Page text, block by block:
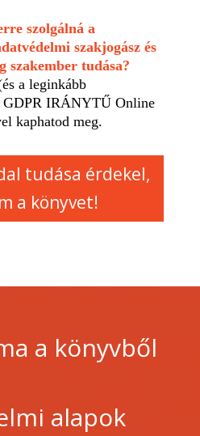
szolgálná a
szakjogász és
szakember tudása?
a leginkább
GDPR IRÁNYTŰ Online
kaphatod meg.
tudása érdekel,
a könyvet!
a könyvből
alapok